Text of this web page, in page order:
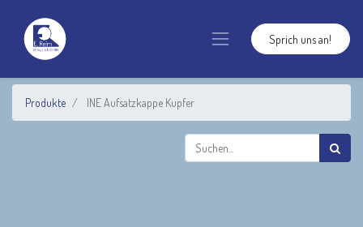
Sprich uns an!
Produkte INE Aufsatzkappe Kupfer